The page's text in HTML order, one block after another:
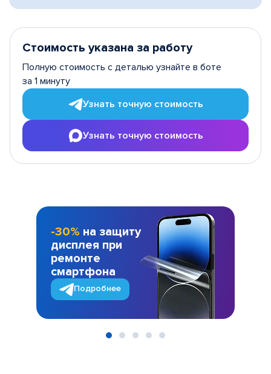
Стоимость указана за работу
Полную стоимость с деталью узнайте в боте
за 1 минуту
Узнать точную стоимость
Узнать точную стоимость
-30% на защиту
дисплея при
ремонте
смартфона
Подробнее